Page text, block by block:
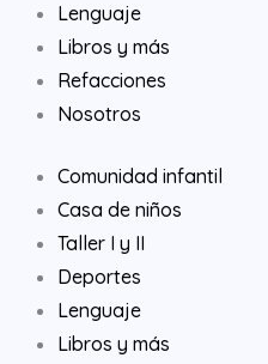
Lenguaje
Libros y más
Refacciones
Nosotros
Comunidad infantil
Casa de niños
Taller I y II
Deportes
Lenguaje
Libros y más